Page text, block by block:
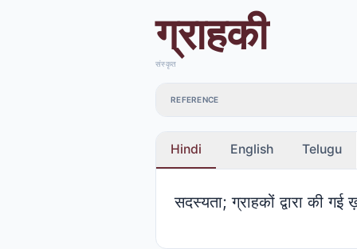
ग्राहकी
संस्कृत
REFERENCE
Hindi English Telugu
सदस्यता; ग्राहकों द्वारा की गई